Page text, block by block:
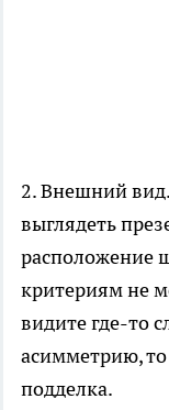
2. Внешний
выглядеть
расположение
критериям не
видите где-то
асимметрию,
подделка.